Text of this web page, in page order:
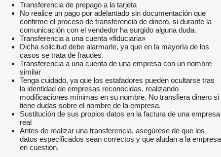
Transferencia de prepago a la tarjeta
No realice un pago por adelantado sin documentación que
confirme el proceso de transferencia de dinero, si durante la
comunicación con el vendedor ha surgido alguna duda.
Transferencia a una cuenta «fiduciaria»
Dicha solicitud debe alarmarle, ya que en la mayoría de los
casos se trata de fraudes.
Transferencia a una cuenta de una empresa con un nombre
similar
Tenga cuidado, ya que los estafadores pueden ocultarse tras
la identidad de empresas reconocidas, realizando
modificaciones mínimas en su nombre. No transfiera dinero si
tiene dudas sobre el nombre de la empresa.
Sustitución de sus propios datos en la factura de una empresa
real
Antes de realizar una transferencia, asegúrese de que los
datos especificados sean correctos y que aludan a la empresa
en cuestión.